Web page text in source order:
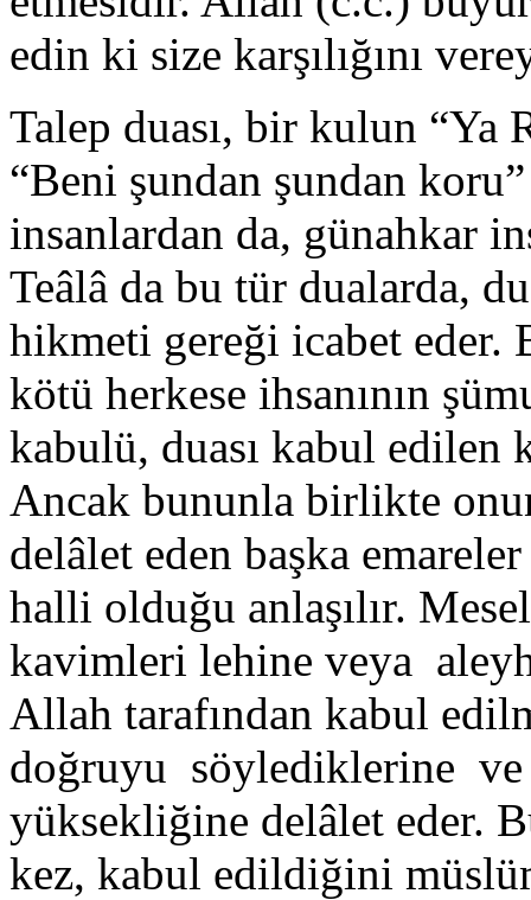
edin ki size karşılığını
Talep duası, bir kulun
“Beni şundan şundan
insanlardan da, günahkar
Teâlâ da bu tür dualarda,
hikmeti gereği icabet eder.
kötü herkese ihsanının
kabulü, duası kabul
Ancak bununla birlikte
delâlet eden başka
halli olduğu anlaşılır.
kavimleri lehine veya
Allah tarafından kabul
doğruyu söylediklerine ve
yüksekliğine delâlet eder.
kez, kabul edildiğini